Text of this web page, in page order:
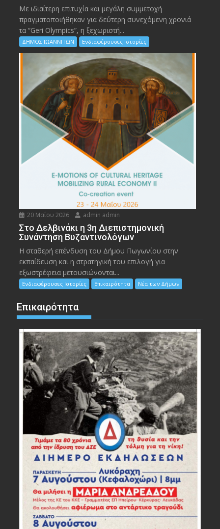
Με ιδιαίτερη επιτυχία και μεγάλη συμμετοχή
πραγματοποιήθηκαν για δεύτερη συνεχόμενη χρονιά
τα “Geri Olympics”, η ξεχωριστή...
ΔΗΜΟΣ ΙΩΑΝΝΙΤΩΝ Ενδιαφέρουσες Ιστορίες
20 Μαΐου 2026 admin admin
Στο Δελβινάκι η 3η Διεπιστημονική
Συνάντηση Βυζαντινολόγων
Η σταθερή επένδυση του Δήμου Πωγωνίου στην
εκπαίδευση και η στρατηγική του επιλογή για
εξωστρέφεια μετουσιώνονται...
Ενδιαφέρουσες Ιστορίες Επικαιρότητα Νέα των Δήμων
Επικαιρότητα